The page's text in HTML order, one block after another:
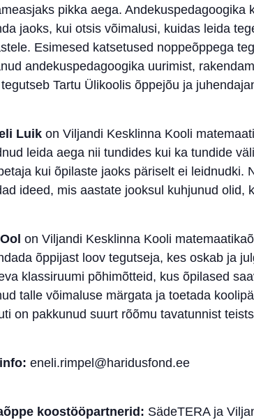
pikka aega.
jaoks, kui otsis võimalusi, kuidas leida
Esimesed katsetused noppeõppega
andekuspedagoogika uurimist,
Tartu Ülikoolis õppejõu ja
Luik on Viljandi Kesklinna Kooli
leida aega nii tundides kui ka tundide
kui õpilaste jaoks päriselt ei leidnudki.
ideed, mis aastate jooksul kuhjunud olid,
on Viljandi Kesklinna Kooli
õppijast loov tegutseja, kes oskab ja
klassiruumi põhimõtteid, kus õpilased
talle võimaluse märgata ja toetada
on pakkunud suurt rõõmu tavatunnist
eneli.rimpel@haridusfond.ee
koostööpartnerid: SädeTERA ja